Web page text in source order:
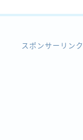
スポンサーリンク